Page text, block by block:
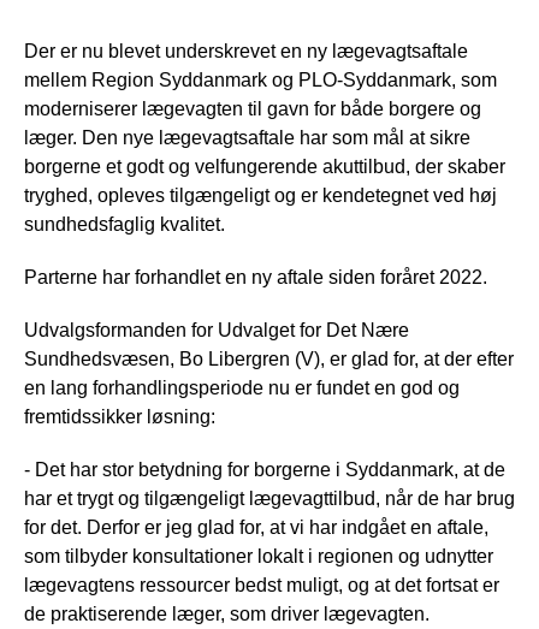
Der er nu blevet underskrevet en ny lægevagtsaftale
mellem Region Syddanmark og PLO-Syddanmark, som
moderniserer lægevagten til gavn for både borgere og
læger. Den nye lægevagtsaftale har som mål at sikre
borgerne et godt og velfungerende akuttilbud, der skaber
tryghed, opleves tilgængeligt og er kendetegnet ved høj
sundhedsfaglig kvalitet.
Parterne har forhandlet en ny aftale siden foråret 2022.
Udvalgsformanden for Udvalget for Det Nære
Sundhedsvæsen, Bo Libergren (V), er glad for, at der efter
en lang forhandlingsperiode nu er fundet en god og
fremtidssikker løsning:
- Det har stor betydning for borgerne i Syddanmark, at de
har et trygt og tilgængeligt lægevagttilbud, når de har brug
for det. Derfor er jeg glad for, at vi har indgået en aftale,
som tilbyder konsultationer lokalt i regionen og udnytter
lægevagtens ressourcer bedst muligt, og at det fortsat er
de praktiserende læger, som driver lægevagten.